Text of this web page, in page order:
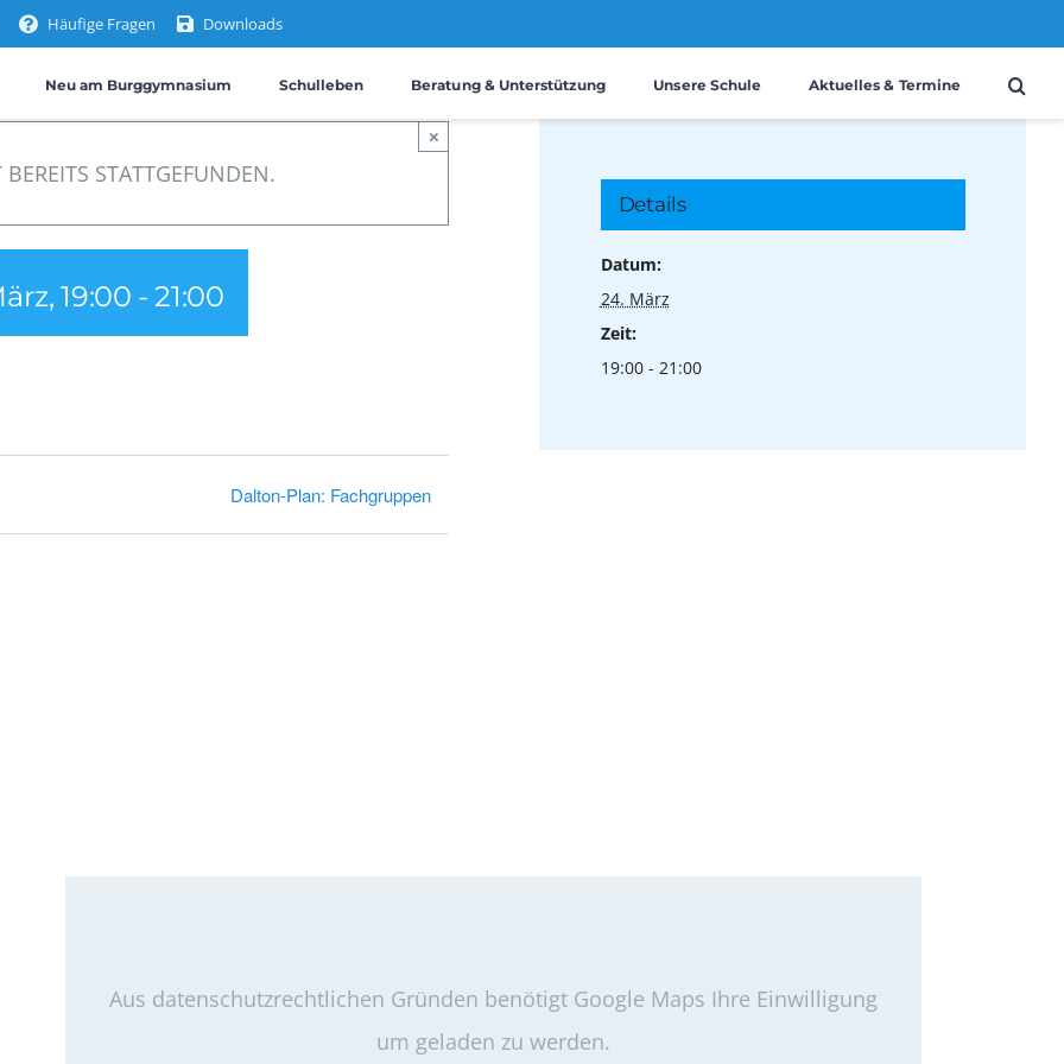
Häufige Fragen Downloads
Neu am Burggymnasium Schulleben Beratung & Unterstützung Unsere Schule Aktuelles & Termine
STATTGEFUNDEN.
×
19:00 -21:00
Dalton-Plan: Fachgruppen
Details
Datum:
24. März
Zeit:
19:00 - 21:00
Aus datenschutzrechtlichen Gründen benötigt Google Maps Ihre Einwilligung
um geladen zu werden.